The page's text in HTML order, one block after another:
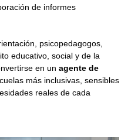
de informes
psicopedagogos,
educativo, social y de la
en un agente de
más inclusivas, sensibles
reales de cada